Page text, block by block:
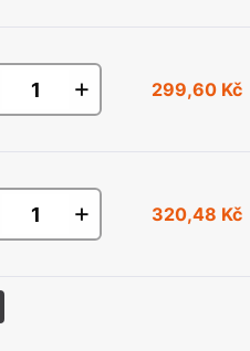
+ 299,60 Kč
+ 320,48 Kč